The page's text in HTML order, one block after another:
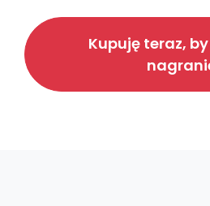
Kupuję teraz,